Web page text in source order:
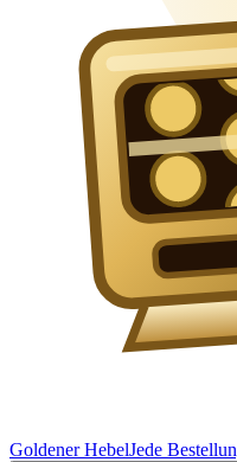
Goldener HebelJede